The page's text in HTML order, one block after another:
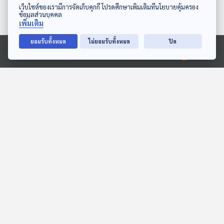
ดาวน์โหลด Thai PBS Podcast Application
Ⓒ 2020 องค์การกระจายเสียงและแพร่ภาพสาธารณะแห่งประเทศไทย
06:45
EP. 193: ลมทะเลและเสียง
06:45
EP. 222: ปลาคาร์ป ศิลปะที่
เว็บไซต์ของเรามีการจัดเก็บคุกกี้ โปรดศึกษาเพิ่มเติมที่นโยบายคุ้มครอง
ข้อมูลส่วนบุคคล
เพิ่มเติม
ยอมรับทั้งหมด ไม่ยอมรับทั้งหมด ปิด